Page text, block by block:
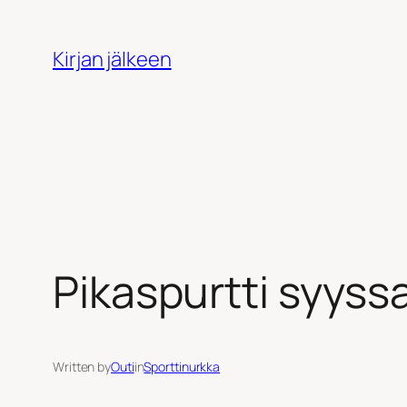
sisältöönKirjan jälkeen
Pikaspurtti
Written byOutiinSporttinurkka